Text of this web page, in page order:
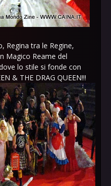
Regina tra le Regine,
Magico Reame del
lo stile si fonde con
& THE DRAG QUEEN!!!